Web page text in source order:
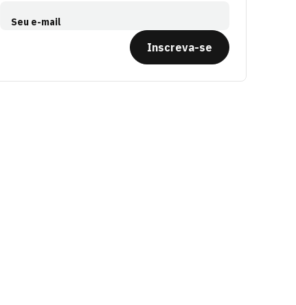
Seu e-mail
Inscreva-se